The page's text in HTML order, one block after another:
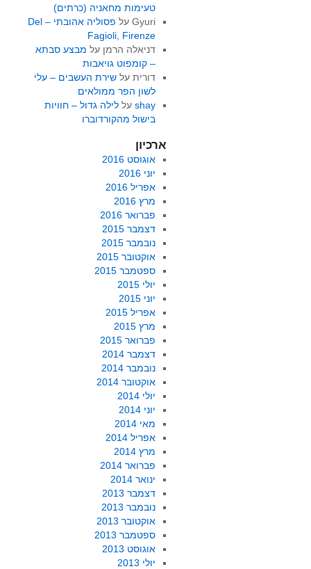
טעימות מחאניה (כרתים)
Gyuriעל
פסוליה אהובתי – Del
Fagioli, Firenze
דניאלה הרמן על מבצע סבתא
– קומפוט גויאבות
דוריתעל שירת העשבים – עלי
לשון הפר ממולאים
shayעל לילה גדול – חוויות
בישול מהקורדוברו
ארכיון
אוגוסט 2016
יוני 2016
אפריל 2016
מרץ 2016
פברואר 2016
דצמבר 2015
נובמבר 2015
אוקטובר 2015
ספטמבר 2015
יולי 2015
יוני 2015
אפריל 2015
מרץ 2015
פברואר 2015
דצמבר 2014
נובמבר 2014
אוקטובר 2014
יולי 2014
יוני 2014
מאי 2014
אפריל 2014
מרץ 2014
פברואר 2014
ינואר 2014
דצמבר 2013
נובמבר 2013
אוקטובר 2013
ספטמבר 2013
אוגוסט 2013
יולי 2013